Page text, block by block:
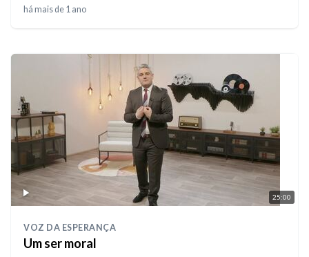
há mais de 1 ano
25:00
VOZ DA ESPERANÇA
Um ser moral